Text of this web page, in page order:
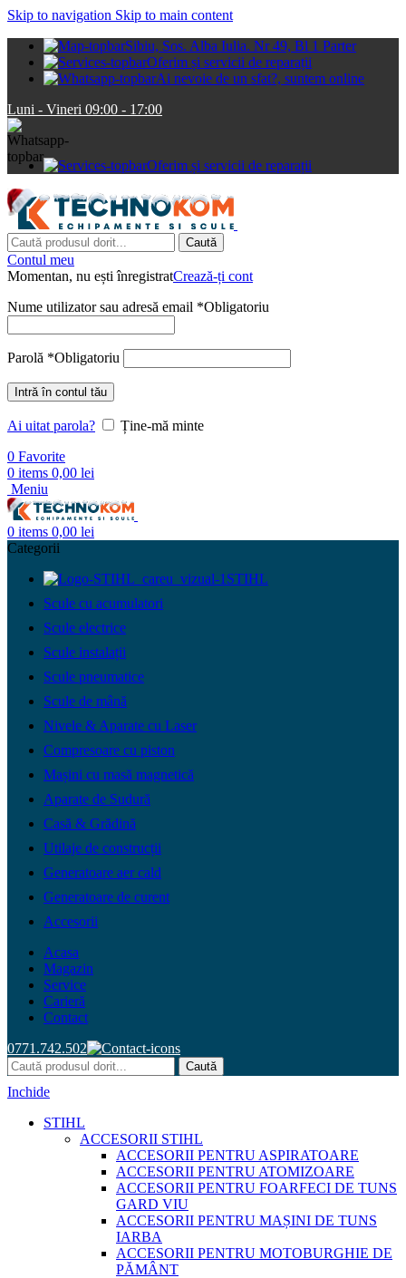
Skip to navigation Skip to main content
Sibiu, Sos. Alba Iulia. Nr 49, Bl 1 Parter
Oferim și servicii de reparații
Ai nevoie de un sfat?, suntem online
Luni - Vineri 09:00 - 17:00
Oferim și servicii de reparații
Caută
Contul meu
Momentan, nu ești înregistratCrează-ți cont
Nume utilizator sau adresă email *Obligatoriu
Parolă *Obligatoriu
Intră în contul tău
Ai uitat parola?
Ține-mă minte
0 Favorite
0 items 0,00 lei
Meniu
0 items 0,00 lei
Categorii
STIHL
Scule cu acumulatori
Scule electrice
Scule instalații
Scule pneumatice
Scule de mână
Nivele & Aparate cu Laser
Compresoare cu piston
Mașini cu masă magnetică
Aparate de Sudură
Casă & Grădină
Utilaje de construcții
Generatoare aer cald
Generatoare de curent
Accesorii
Acasa
Magazin
Service
Carieră
Contact
0771.742.502
Caută
Inchide
STIHL
ACCESORII STIHL
ACCESORII PENTRU ASPIRATOARE
ACCESORII PENTRU ATOMIZOARE
ACCESORII PENTRU FOARFECI DE TUNS
GARD VIU
ACCESORII PENTRU MAȘINI DE TUNS
IARBA
ACCESORII PENTRU MOTOBURGHIE DE
PĂMÂNT